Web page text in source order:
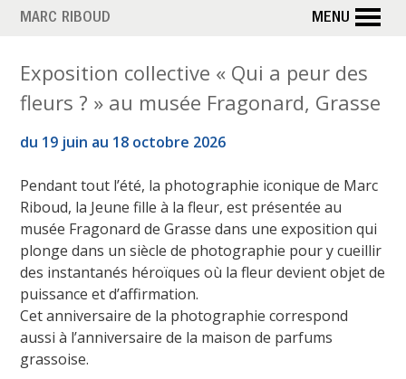
Aller
principal
MARC RIBOUD MENU
Exposition collective « Qui a peur des
fleurs ? » au musée Fragonard, Grasse
du 19 juin au 18 octobre 2026
Pendant tout l’été, la photographie iconique de Marc
Riboud, la Jeune fille à la fleur, est présentée au
musée Fragonard de Grasse dans une exposition qui
plonge dans un siècle de photographie pour y cueillir
des instantanés héroïques où la fleur devient objet de
puissance et d’affirmation.
Cet anniversaire de la photographie correspond
aussi à l’anniversaire de la maison de parfums
grassoise.